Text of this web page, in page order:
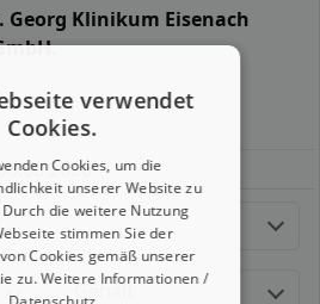
Georg Klinikum Eisenach
Gehalt
verwendet
Cookies.
Cookies, um die
unserer Website zu
die weitere Nutzung
stimmen Sie der
Cookies gemäß unserer
zu.Weitere Informationen /